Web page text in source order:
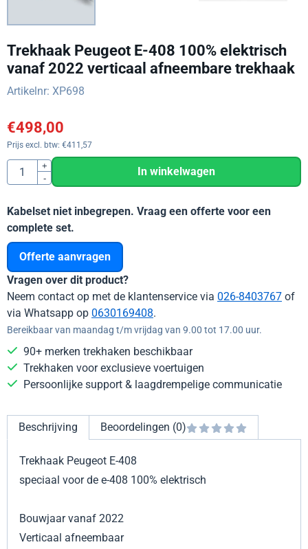
Trekhaak Peugeot E-408 100% elektrisch
vanaf 2022 verticaal afneembare trekhaak
Artikelnr: XP698
€498,00
Prijs excl. btw: €411,57
Aantal
+
-
In winkelwagen
Kabelset niet inbegrepen. Vraag een offerte voor een
complete set.
Offerte aanvragen
Vragen over dit product?
Neem contact op met de klantenservice via 026-8403767 of
via Whatsapp op 0630169408.
Bereikbaar van maandag t/m vrijdag van 9.00 tot 17.00 uur.
90+ merken trekhaken beschikbaar
Trekhaken voor exclusieve voertuigen
Persoonlijke support & laagdrempelige communicatie
Beschrijving Beoordelingen (0)
Trekhaak Peugeot E-408
speciaal voor de e-408 100% elektrisch
Bouwjaar vanaf 2022
Verticaal afneembaar